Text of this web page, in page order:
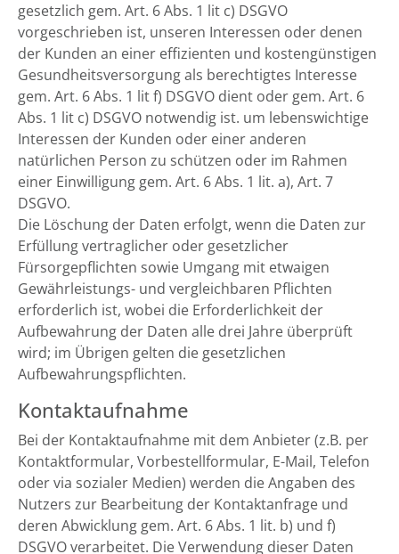
gesetzlich gem. Art. 6 Abs. 1 lit c) DSGVO
vorgeschrieben ist, unseren Interessen oder denen
der Kunden an einer effizienten und kostengünstigen
Gesundheitsversorgung als berechtigtes Interesse
gem. Art. 6 Abs. 1 lit f) DSGVO dient oder gem. Art. 6
Abs. 1 lit c) DSGVO notwendig ist. um lebenswichtige
Interessen der Kunden oder einer anderen
natürlichen Person zu schützen oder im Rahmen
einer Einwilligung gem. Art. 6 Abs. 1 lit. a), Art. 7
DSGVO.
Die Löschung der Daten erfolgt, wenn die Daten zur
Erfüllung vertraglicher oder gesetzlicher
Fürsorgepflichten sowie Umgang mit etwaigen
Gewährleistungs- und vergleichbaren Pflichten
erforderlich ist, wobei die Erforderlichkeit der
Aufbewahrung der Daten alle drei Jahre überprüft
wird; im Übrigen gelten die gesetzlichen
Aufbewahrungspflichten.
Kontaktaufnahme
Bei der Kontaktaufnahme mit dem Anbieter (z.B. per
Kontaktformular, Vorbestellformular, E-Mail, Telefon
oder via sozialer Medien) werden die Angaben des
Nutzers zur Bearbeitung der Kontaktanfrage und
deren Abwicklung gem. Art. 6 Abs. 1 lit. b) und f)
DSGVO verarbeitet. Die Verwendung dieser Daten